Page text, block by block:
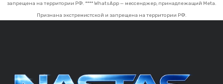
запрещена на территории РФ. **** WhatsApp — мессенджер, принадлежащий Meta.
Признана экстремистской и запрещена на территории РФ.